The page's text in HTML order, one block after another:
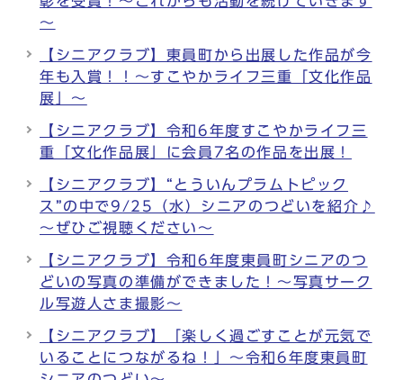
～
【シニアクラブ】東員町から出展した作品が今
年も入賞！！～すこやかライフ三重「文化作品
展」～
【シニアクラブ】令和6年度すこやかライフ三
重「文化作品展」に会員7名の作品を出展！
【シニアクラブ】“とういんプラムトピック
ス”の中で9/25（水）シニアのつどいを紹介♪
～ぜひご視聴ください～
【シニアクラブ】令和6年度東員町シニアのつ
どいの写真の準備ができました！～写真サーク
ル写遊人さま撮影～
【シニアクラブ】「楽しく過ごすことが元気で
いることにつながるね！」～令和6年度東員町